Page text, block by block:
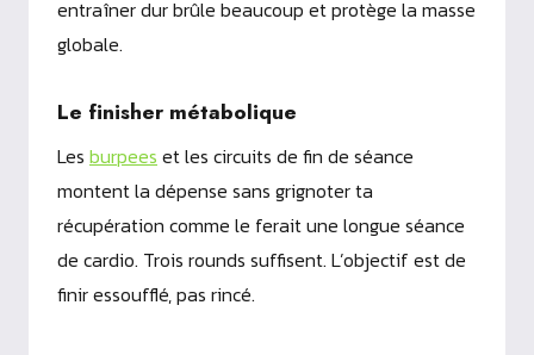
entraîner dur brûle beaucoup et protège la masse
globale.
Le finisher métabolique
Les burpees et les circuits de fin de séance
montent la dépense sans grignoter ta
récupération comme le ferait une longue séance
de cardio. Trois rounds suffisent. L’objectif est de
finir essoufflé, pas rincé.